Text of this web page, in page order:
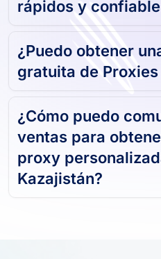
¿Puedo obtener
gratuita de
¿Cómo puedo
ventas para
proxy
Kazajistán?